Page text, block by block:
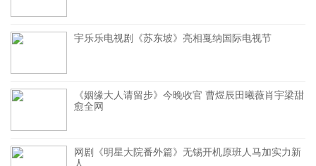
宇乐乐电视剧《苏东坡》亮相戛纳国际电视节
《姻缘大人请留步》今晚收官 曹煜辰田曦薇肖宇梁甜
愈全网
网剧《明星大院番外篇》无锡开机原班人马加实力新
人